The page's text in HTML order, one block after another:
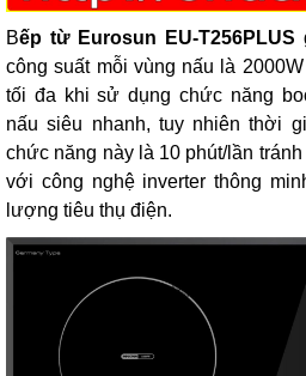
Bếp từ Eurosun EU-T256PLUS
công suất mỗi vùng nấu là
tối đa khi sử dụng chức năng
nấu siêu nhanh, tuy nhiên thời
chức năng này là 10 phút/lần
với công nghệ inverter thông
lượng tiêu thụ điện.